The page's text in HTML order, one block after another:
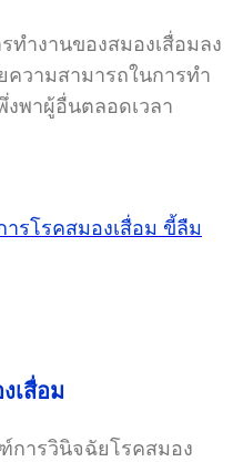
ทำงานของสมองเสื่อมลง
ความสามารถในการทำ
พาผู้อื่นตลอดเวลา
รโรคสมองเสื่อม ขี้ลืม
เสื่อม
ารวินิจฉัยโรคสมอง